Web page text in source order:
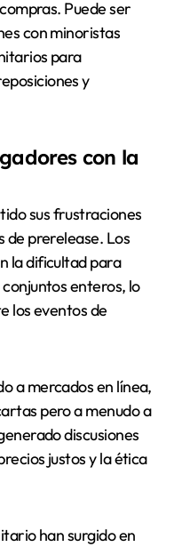
Puede ser
con minoristas
para
y
con la
sus frustraciones
de prerelease. Los
la dificultad para
enteros, lo
los eventos de
a mercados en línea,
pero a menudo a
discusiones
justos y la ética
han surgido en